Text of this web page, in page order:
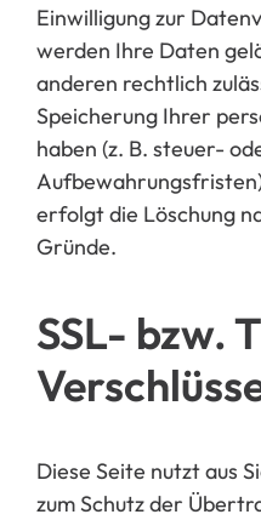
Einwilligung zur
werden Ihre Daten
anderen rechtlich
Speicherung Ihrer
haben (z. B. steuer-
Aufbewahru
erfolgt die Löschung
Gründe.
SSL- bzw.
Diese Seite nutzt aus
zum Schutz der